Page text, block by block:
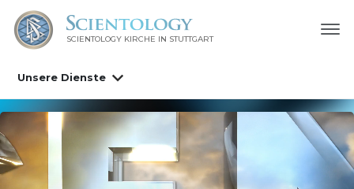
SCIENTOLOGY KIRCHE IN STUTTGART
Unsere Dienste